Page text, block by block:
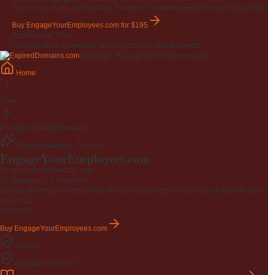
Secure checkout via GoDaddy. Transfer is handled directly through the world's
Buy EngageYourEmployees.com for $195
Professional Trust
Used by SEOs, marketers, and investors all over the world.
Listing ID · EngageYourEmployees.com
Home
.com
EngageYourEmployees.com
Premium domain · For sale
EngageYourEmployees.com
19-character brandable .com
19 characters · 6 years old
A short, memorable, established domain ready to power your brand. Backed by
Buy-it-now
$195USD
Buy EngageYourEmployees.com
Afternic
GoDaddy checkout